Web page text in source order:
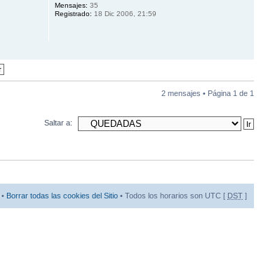
Mensajes: 35
Registrado: 18 Dic 2006, 21:59
2 mensajes • Página 1 de 1
Saltar a:
• Borrar todas las cookies del Sitio • Todos los horarios son UTC [ DST ]